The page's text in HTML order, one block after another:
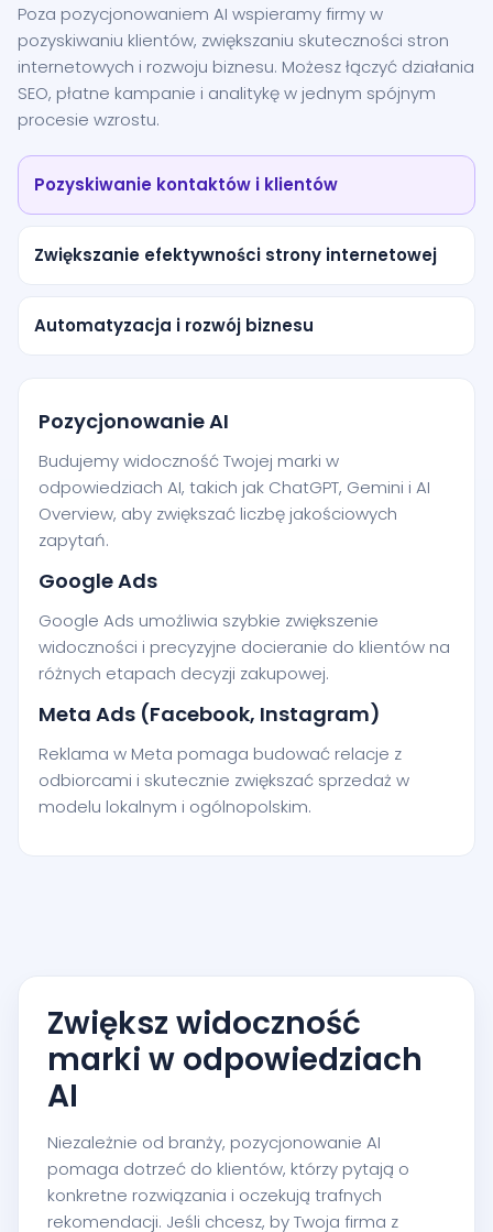
Poza pozycjonowaniem AI wspieramy firmy w
pozyskiwaniu klientów, zwiększaniu skuteczności stron
internetowych i rozwoju biznesu. Możesz łączyć działania
SEO, płatne kampanie i analitykę w jednym spójnym
procesie wzrostu.
Pozyskiwanie kontaktów i klientów
Zwiększanie efektywności strony internetowej
Automatyzacja i rozwój biznesu
Pozycjonowanie AI
Budujemy widoczność Twojej marki w
odpowiedziach AI, takich jak ChatGPT, Gemini i AI
Overview, aby zwiększać liczbę jakościowych
zapytań.
Google Ads
Google Ads umożliwia szybkie zwiększenie
widoczności i precyzyjne docieranie do klientów na
różnych etapach decyzji zakupowej.
Meta Ads (Facebook, Instagram)
Reklama w Meta pomaga budować relacje z
odbiorcami i skutecznie zwiększać sprzedaż w
modelu lokalnym i ogólnopolskim.
Zwiększ widoczność
marki w odpowiedziach
AI
Niezależnie od branży, pozycjonowanie AI
pomaga dotrzeć do klientów, którzy pytają o
konkretne rozwiązania i oczekują trafnych
rekomendacji. Jeśli chcesz, by Twoja firma z